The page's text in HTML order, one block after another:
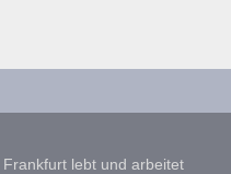
lebt und arbeitet